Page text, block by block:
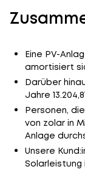
Eine PV-
amortisiert
Darüber
Jahre
Personen,
von zolar in
Anlage
Unsere
Solarleistung